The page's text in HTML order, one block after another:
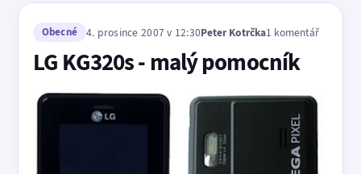
Obecné 4. prosince 2007 v 12:30Peter Kotrčka1 komentář
LG KG320s - malý pomocník